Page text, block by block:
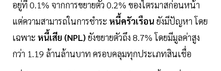
อยู่ที่ 0.1% จากการขยายตัว 0.2% ของไตรมาสก่อนหน้า
แต่ความสามารถในการชำระ หนี้ครัวเรือน ยังมีปัญหา โดย
เฉพาะ หนี้เสีย (NPL) ยังขยายตัวถึง 8.7% โดยมีมูลค่าสูง
กว่า 1.19 ล้านล้านบาท ครอบคลุมทุกประเภทสินเชื่อ